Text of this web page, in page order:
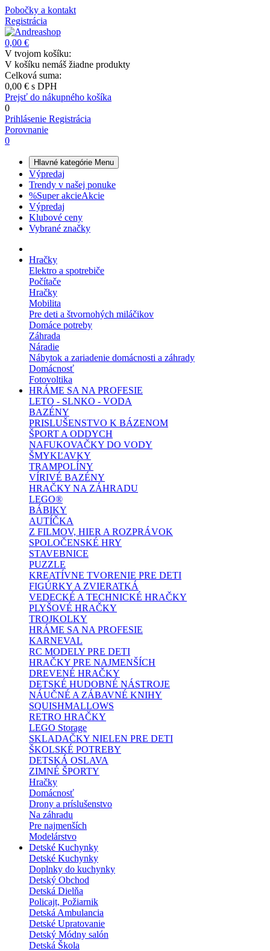
Pobočky a kontakt
Registrácia
0,00 €
V tvojom košíku:
V košíku nemáš žiadne produkty
Celková suma:
0,00 € s DPH
Prejsť do nákupného košíka
0
Prihlásenie Registrácia
Porovnanie
0
Hlavné kategórie Menu
Výpredaj
Trendy v našej ponuke
%Super akcieAkcie
Výpredaj
Klubové ceny
Vybrané značky
Hračky
Elektro a spotrebiče
Počítače
Hračky
Mobilita
Pre deti a štvornohých miláčikov
Domáce potreby
Záhrada
Náradie
Nábytok a zariadenie domácnosti a záhrady
Domácnosť
Fotovoltika
HRÁME SA NA PROFESIE
LETO - SLNKO - VODA
BAZÉNY
PRISLUŠENSTVO K BÁZENOM
ŠPORT A ODDYCH
NAFUKOVAČKY DO VODY
ŠMYKĽAVKY
TRAMPOLÍNY
VÍRIVÉ BAZÉNY
HRAČKY NA ZÁHRADU
LEGO®
BÁBIKY
AUTÍČKA
Z FILMOV, HIER A ROZPRÁVOK
SPOLOČENSKÉ HRY
STAVEBNICE
PUZZLE
KREATÍVNE TVORENIE PRE DETI
FIGÚRKY A ZVIERATKÁ
VEDECKÉ A TECHNICKÉ HRAČKY
PLYŠOVÉ HRAČKY
TROJKOLKY
HRÁME SA NA PROFESIE
KARNEVAL
RC MODELY PRE DETI
HRAČKY PRE NAJMENŠÍCH
DREVENÉ HRAČKY
DETSKÉ HUDOBNÉ NÁSTROJE
NÁUČNÉ A ZÁBAVNÉ KNIHY
SQUISHMALLOWS
RETRO HRAČKY
LEGO Storage
SKLADAČKY NIELEN PRE DETI
ŠKOLSKÉ POTREBY
DETSKÁ OSLAVA
ZIMNÉ ŠPORTY
Hračky
Domácnosť
Drony a príslušenstvo
Na záhradu
Pre najmenších
Modelárstvo
Detské Kuchynky
Detské Kuchynky
Doplnky do kuchynky
Detský Obchod
Detská Dielňa
Policajt, Požiarnik
Detská Ambulancia
Detské Upratovanie
Detský Módny salón
Detská Škola